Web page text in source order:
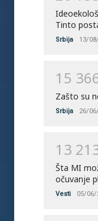
Tinto
Srbija 13/
1 5 36
Zašto su
Srbija 26/
1 3 21
Šta MI
očuvanje
Vesti 05/06/